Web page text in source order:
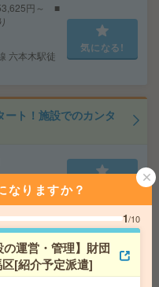
円～ ■
六本木駅徒
気になる!
ト！施設でのカンタ
13分
気になる!
事務局での運営サポ
なりますか？
1/10
運営・管理】財団
[紹介予定派遣]